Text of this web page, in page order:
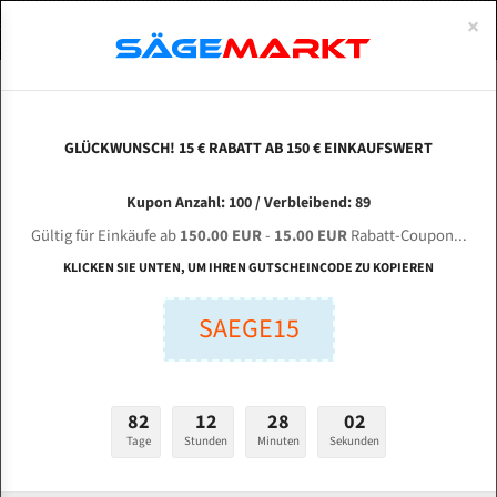
Rüsch 400/600 SA Bi-Metal M42 HSS
Bandsägeblatt
Länge (mm):
Stärken + Zahnteilung:
mm
ABOUTS
ENGLISH
Bi-Metall Meterware
Fleischerei Bandsägeblätter
Bandmesser Glatt Meterware
Konvex Meterware
×
GLÜCKWUNSCH! 15 € RABATT AB 150 € EINKAUFSWERT
Kupon Anzahl: 100 / Verbleibend: 89
Gültig für Einkäufe ab150.00 EUR- 15.00 EURRabatt-Coupon...
KLICKEN SIE UNTEN, UM IHREN GUTSCHEINCODE ZU KOPIEREN
SAEGE15
82
Tage
12
Stunden
28
Minuten
01
Sekunden